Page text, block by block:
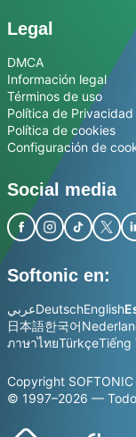
Legal
DMCA
Información legal
Términos de uso
Política de Privacidad
Política de cookies
Configuración de
Social media
Softonic en:
عربيDeutschEnglish
日本語한국어
ภาษาไทยTürkçeTiếng
Copyright SOFTONIC
© 1997–2026 —